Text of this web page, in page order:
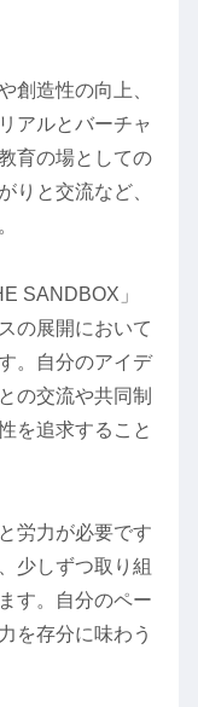
創造性の向上、
アルとバーチャ
育の場としての
りと交流など、
SANDBOX」
の展開において
。自分のアイデ
の交流や共同制
を追求すること
労力が必要です
少しずつ取り組
す。自分のペー
を存分に味わう